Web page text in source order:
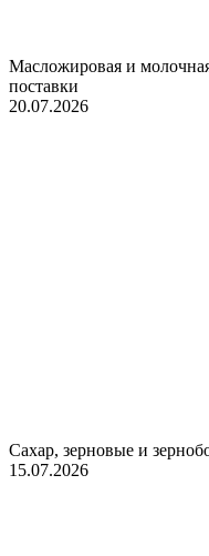
Масложировая и
поставки
20.07.2026
Сахар, зерновые и
15.07.2026